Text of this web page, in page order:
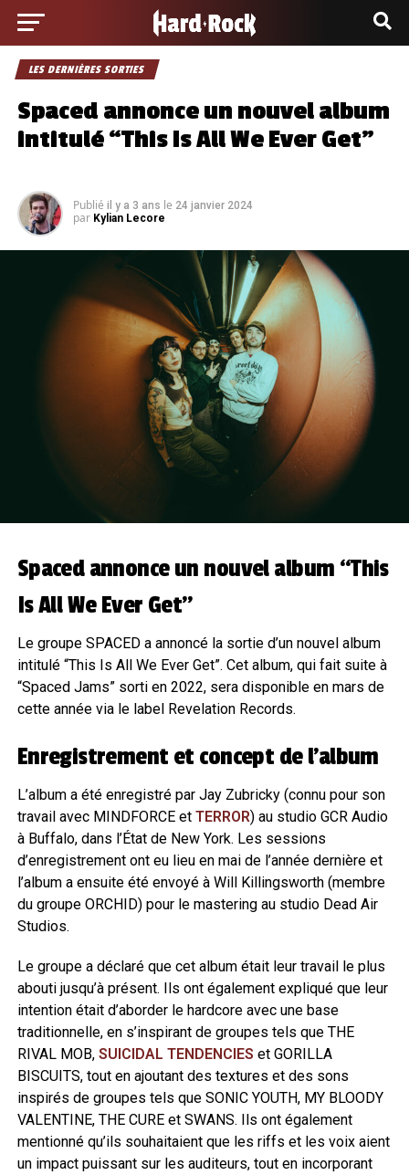
LES DERNIÈRES SORTIES
Spaced annonce un nouvel album
intitulé “This Is All We Ever Get”
Publié il y a 3 ans le 24 janvier 2024
par Kylian Lecore
Spaced annonce un nouvel album “This
Is All We Ever Get”
Le groupe SPACED a annoncé la sortie d’un nouvel album
intitulé “This Is All We Ever Get”. Cet album, qui fait suite à
“Spaced Jams” sorti en 2022, sera disponible en mars de
cette année via le label Revelation Records.
Enregistrement et concept de l’album
L’album a été enregistré par Jay Zubricky (connu pour son
travail avec MINDFORCE et TERROR) au studio GCR Audio
à Buffalo, dans l’État de New York. Les sessions
d’enregistrement ont eu lieu en mai de l’année dernière et
l’album a ensuite été envoyé à Will Killingsworth (membre
du groupe ORCHID) pour le mastering au studio Dead Air
Studios.
Le groupe a déclaré que cet album était leur travail le plus
abouti jusqu’à présent. Ils ont également expliqué que leur
intention était d’aborder le hardcore avec une base
traditionnelle, en s’inspirant de groupes tels que THE
RIVAL MOB, SUICIDAL TENDENCIES et GORILLA
BISCUITS, tout en ajoutant des textures et des sons
inspirés de groupes tels que SONIC YOUTH, MY BLOODY
VALENTINE, THE CURE et SWANS. Ils ont également
mentionné qu’ils souhaitaient que les riffs et les voix aient
un impact puissant sur les auditeurs, tout en incorporant